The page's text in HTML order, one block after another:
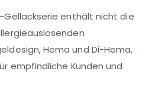
Gellackserie enthält nicht die
Hema und Di-Hema,
empfindliche Kunden und